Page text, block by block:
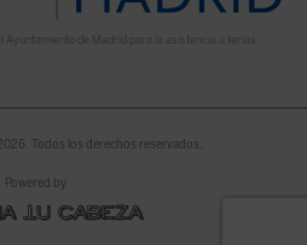
Ayuntamiento de Madrid para la asistencia a ferias
Todos los derechos reservados.
Powered by